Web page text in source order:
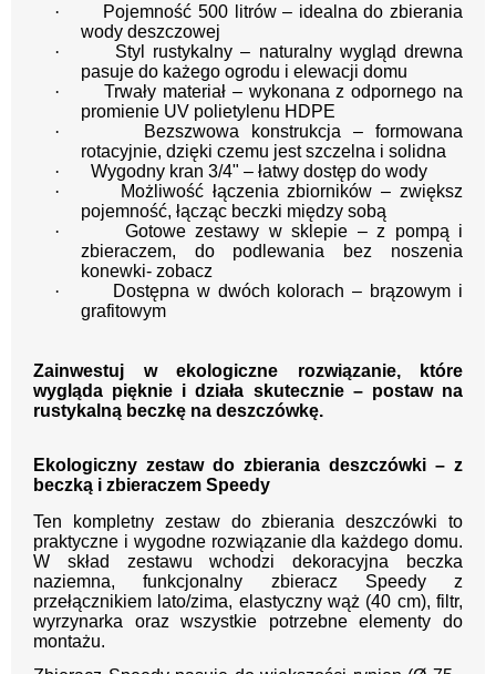
·
Pojemność 500 litrów – idealna do zbierania
wody deszczowej
·
Styl rustykalny – naturalny wygląd drewna
pasuje do każego ogrodu i elewacji domu
·
Trwały materiał – wykonana z odpornego na
promienie UV polietylenu HDPE
·
Bezszwowa konstrukcja – formowana
rotacyjnie, dzięki czemu jest szczelna i solidna
·
Wygodny kran 3/4" – łatwy dostęp do wody
·
Możliwość łączenia zbiorników – zwiększ
pojemność, łącząc beczki między sobą
·
Gotowe zestawy w sklepie – z pompą i
zbieraczem, do podlewania bez noszenia
konewki- zobacz
·
Dostępna w dwóch kolorach – brązowym i
grafitowym
Zainwestuj w ekologiczne rozwiązanie, które
wygląda pięknie i działa skutecznie – postaw na
rustykalną beczkę na deszczówkę.
Ekologiczny zestaw do zbierania deszczówki – z
beczką i zbieraczem Speedy
Ten kompletny zestaw do zbierania deszczówki to
praktyczne i wygodne rozwiązanie dla każdego domu.
W skład zestawu wchodzi dekoracyjna beczka
naziemna, funkcjonalny zbieracz Speedy z
przełącznikiem lato/zima, elastyczny wąż (40 cm), filtr,
wyrzynarka oraz wszystkie potrzebne elementy do
montażu.